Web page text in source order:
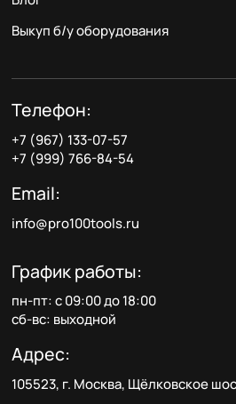
Выкуп б/у оборудования
Телефон:
+7 (967) 133-07-57
+7 (999) 766-84-54
Email:
info@pro100tools.ru
График работы:
пн-пт: с 09:00 до 18:00
сб-вс: выходной
Адрес:
105523, г. Москва, Щёлковское